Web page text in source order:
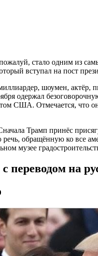
стало одним из
вступал на пост
шоумен, актёр,
одержал
США. Отмечается, что
Трамп принёс
обращённую ко все
музее
на